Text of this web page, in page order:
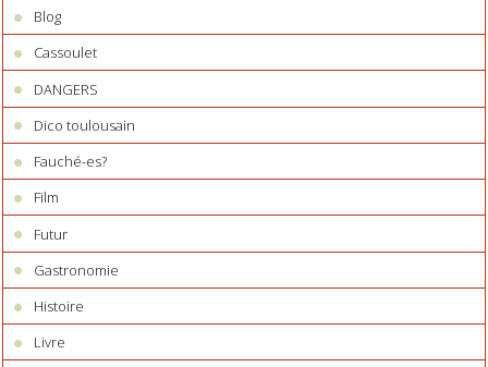
Blog
Cassoulet
DANGERS
Dico toulousain
Fauché-es?
Film
Futur
Gastronomie
Histoire
Livre